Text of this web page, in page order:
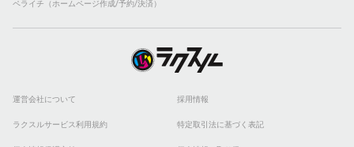
ペライチ（ホームページ作成/予約/決済）
運営会社について 採用情報
ラクスルサービス利用規約 特定取引法に基づく表記